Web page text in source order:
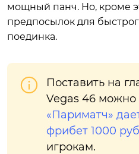
мощный панч. Но, кроме
предпосылок для
поединка.
Поставить на
Vegas 46 можно
«Париматч»
фрибет 1000
игрокам.